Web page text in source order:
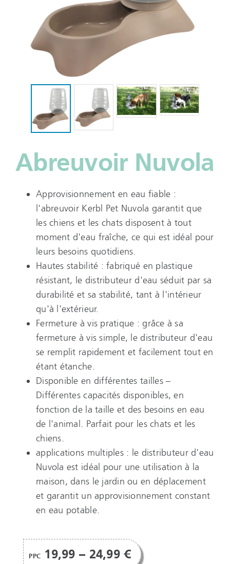
Abreuvoir Nuvola
Approvisionnement en eau fiable :
l'abreuvoir Kerbl Pet Nuvola garantit que
les chiens et les chats disposent à tout
moment d'eau fraîche, ce qui est idéal pour
leurs besoins quotidiens.
Hautes stabilité : fabriqué en plastique
résistant, le distributeur d'eau séduit par sa
durabilité et sa stabilité, tant à l'intérieur
qu'à l'extérieur.
Fermeture à vis pratique : grâce à sa
fermeture à vis simple, le distributeur d'eau
se remplit rapidement et facilement tout en
étant étanche.
Disponible en différentes tailles –
Différentes capacités disponibles, en
fonction de la taille et des besoins en eau
de l'animal. Parfait pour les chats et les
chiens.
applications multiples : le distributeur d'eau
Nuvola est idéal pour une utilisation à la
maison, dans le jardin ou en déplacement
et garantit un approvisionnement constant
en eau potable.
PPC 19,99 – 24,99 €